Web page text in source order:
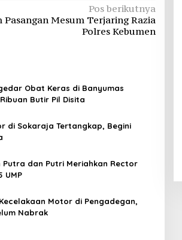
Pos berikutnya
Pasangan Mesum Terjaring Razia
Polres Kebumen
Obat Keras di Banyumas
Butir Pil Disita
di Sokaraja Tertangkap, Begini
Putra dan Putri Meriahkan Rector
UMP
Motor di Pengadegan,
Nabrak